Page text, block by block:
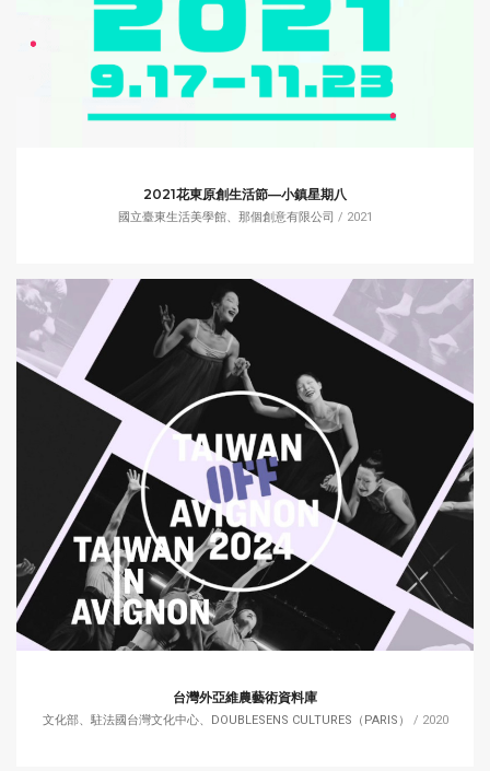
2021花東原創生活節—小鎮星期八
國立臺東生活美學館、那個創意有限公司 / 2021
台灣外亞維農藝術資料庫
文化部、駐法國台灣文化中心、DOUBLESENS CULTURES（PARIS） / 2020